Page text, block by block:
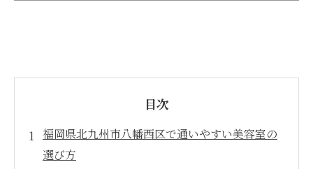
目次
福岡県北九州市八幡西区で通いやすい美容室の
選び方